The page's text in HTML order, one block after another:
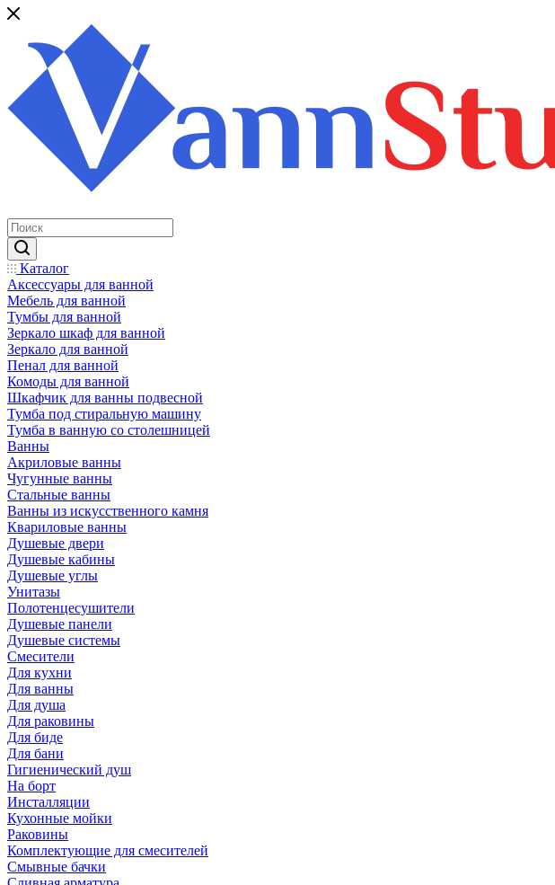
Каталог
Аксессуары для ванной
Мебель для ванной
Тумбы для ванной
Зеркало шкаф для ванной
Зеркало для ванной
Пенал для ванной
Комоды для ванной
Шкафчик для ванны подвесной
Тумба под стиральную машину
Тумба в ванную со столешницей
Ванны
Акриловые ванны
Чугунные ванны
Стальные ванны
Ванны из искусственного камня
Квариловые ванны
Душевые двери
Душевые кабины
Душевые углы
Унитазы
Полотенцесушители
Душевые панели
Душевые системы
Смесители
Для кухни
Для ванны
Для душа
Для раковины
Для биде
Для бани
Гигиенический душ
На борт
Инсталляции
Кухонные мойки
Раковины
Комплектующие для смесителей
Смывные бачки